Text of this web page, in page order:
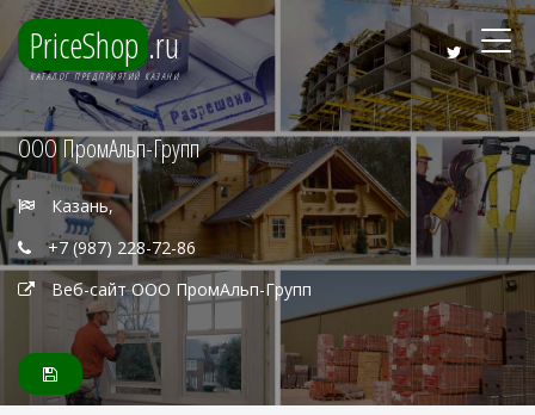
PriceShop .ru
КАТАЛОГ ПРЕДПРИЯТИЙ КАЗАНИ
ООО ПромАльп-Групп
Казань,
+7 (987) 228-72-86
Веб-сайт ООО ПромАльп-Групп